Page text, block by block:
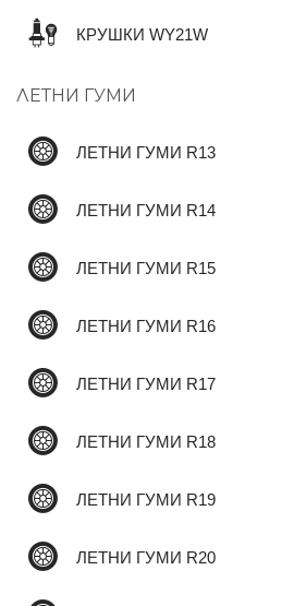
КРУШКИ WY21W
ЛЕТНИ ГУМИ
ЛЕТНИ ГУМИ R13
ЛЕТНИ ГУМИ R14
ЛЕТНИ ГУМИ R15
ЛЕТНИ ГУМИ R16
ЛЕТНИ ГУМИ R17
ЛЕТНИ ГУМИ R18
ЛЕТНИ ГУМИ R19
ЛЕТНИ ГУМИ R20